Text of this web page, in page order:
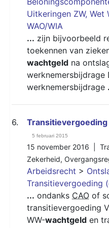
Uitkeringen ZW, Wet
WAO/WIA
... zijn bijvoorbeeld
toekennen van
wachtgeld na
werknemersbijdrage
werknemersbijdrage
6.
5 februari 2015
15 november 2016 |
Zekerheid,
Arbeidsrecht >
Transitievergoeding
... ondanks CAO of
transitievergoeding
WW-wachtgeld en